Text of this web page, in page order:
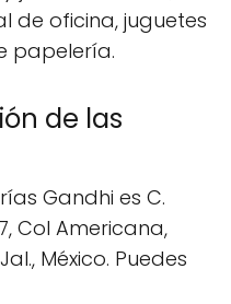
de oficina, juguetes
papelería.
de las
Gandhi es C.
Col Americana,
México. Puedes